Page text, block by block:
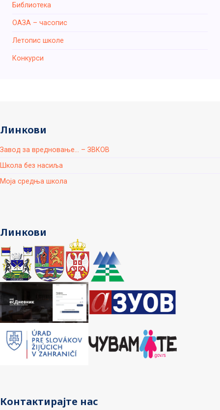
Библиотека
ОАЗА – часопис
Летопис школе
Конкурси
Линкови
Завод за вредновање... – ЗВКОВ
Школа без насиља
Моја средња школа
Линкови
Контактирајте нас